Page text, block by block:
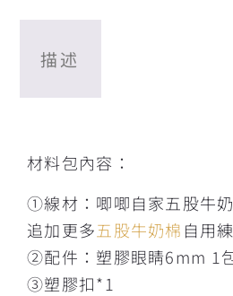
描述
材料包內容：
①線材：唧唧自家五股牛
追加更多五股牛奶棉 自用
②配件：塑膠眼睛6mm 1
③塑膠扣*1